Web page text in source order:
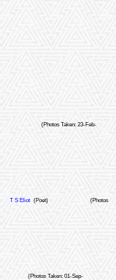
(Photos Taken: 23-Feb-
T S Eliot (Poet)
(Photos
(Photos Taken: 01-Sep-